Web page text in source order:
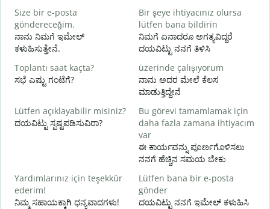
Size bir e-posta
göndereceğim.
ನಾನು ನಿಮಗೆ ಇಮೇಲ್
ಕಳುಹಿಸುತ್ತೇನೆ.
Bir şeye ihtiyacınız olursa
lütfen bana bildirin
ನಿಮಗೆ ಏನಾದರೂ ಅಗತ್ಯವಿದ್ದರೆ
ದಯವಿಟ್ಟು ನನಗೆ ತಿಳಿಸಿ
Toplantı saat kaçta?
ಸಭೆ ಎಷ್ಟು ಗಂಟೆಗೆ?
üzerinde çalışıyorum
ನಾನು ಅದರ ಮೇಲೆ ಕೆಲಸ
ಮಾಡುತ್ತಿದ್ದೇನೆ
Lütfen açıklayabilir misiniz?
ದಯವಿಟ್ಟು ಸ್ಪಷ್ಟಪಡಿಸುವಿರಾ?
Bu görevi tamamlamak için
daha fazla zamana ihtiyacım
var
ಈ ಕಾರ್ಯವನ್ನು ಪೂರ್ಣಗೊಳಿಸಲು
ನನಗೆ ಹೆಚ್ಚಿನ ಸಮಯ ಬೇಕು
Yardımlarınız için teşekkür
ederim!
ನಿಮ್ಮ ಸಹಾಯಕ್ಕಾಗಿ ಧನ್ಯವಾದಗಳು!
Lütfen bana bir e-posta
gönder
ದಯವಿಟ್ಟು ನನಗೆ ಇಮೇಲ್ ಕಳುಹಿಸಿ